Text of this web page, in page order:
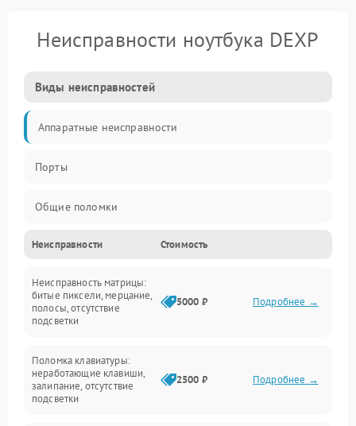
Неисправности ноутбука DEXP
Виды неисправностей
Аппаратные неисправности
Порты
Общие поломки
Устройства
Программные ошибки
Электрические и системные сбои
Интерфейсные проблемы
Батарея
Неисправности Стоимость
Неисправность матрицы:
битые пиксели, мерцание,
полосы, отсутствие
подсветки
5000 ₽ Подробнее →
Поломка клавиатуры:
неработающие клавиши,
залипание, отсутствие
подсветки
2500 ₽ Подробнее →